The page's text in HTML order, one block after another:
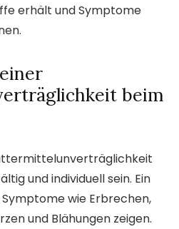
erhält und Symptome
beim
und individuell sein. Ein
wie Erbrechen,
und Blähungen zeigen.